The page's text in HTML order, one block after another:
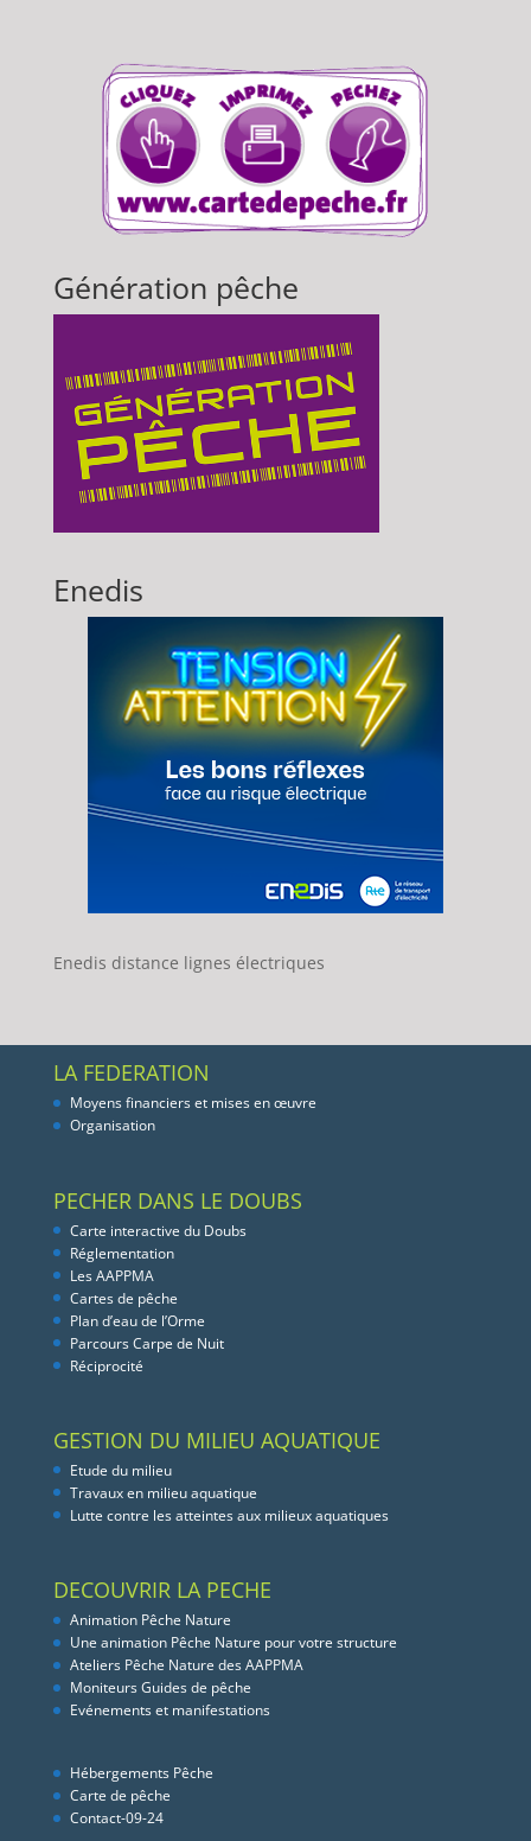
Génération pêche
Enedis
Enedis distance lignes électriques
LA FEDERATION
Moyens financiers et mises en œuvre
Organisation
PECHER DANS LE DOUBS
Carte interactive du Doubs
Réglementation
Les AAPPMA
Cartes de pêche
Plan d’eau de l’Orme
Parcours Carpe de Nuit
Réciprocité
GESTION DU MILIEU AQUATIQUE
Etude du milieu
Travaux en milieu aquatique
Lutte contre les atteintes aux milieux aquatiques
DECOUVRIR LA PECHE
Animation Pêche Nature
Une animation Pêche Nature pour votre structure
Ateliers Pêche Nature des AAPPMA
Moniteurs Guides de pêche
Evénements et manifestations
Hébergements Pêche
Carte de pêche
Contact-09-24